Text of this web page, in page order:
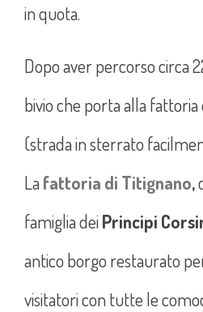
in quota.
Dopo aver percorso circa
bivio che porta alla fattoria
(strada in sterrato
Lafattoria di Titignano,
famiglia deiPrincipi
antico borgo restaurato
visitatori con tutte le